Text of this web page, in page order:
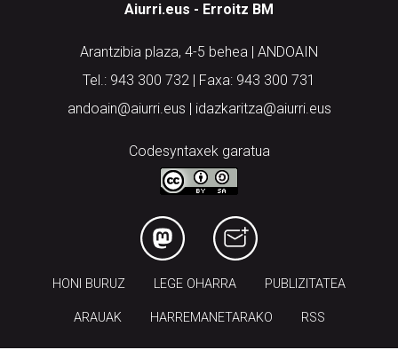
Aiurri.eus - Erroitz BM
Arantzibia plaza, 4-5 behea | ANDOAIN
Tel.: 943 300 732 | Faxa: 943 300 731
andoain@aiurri.eus | idazkaritza@aiurri.eus
Codesyntaxek garatua
HONI BURUZ LEGE OHARRA PUBLIZITATEA
ARAUAK HARREMANETARAKO RSS